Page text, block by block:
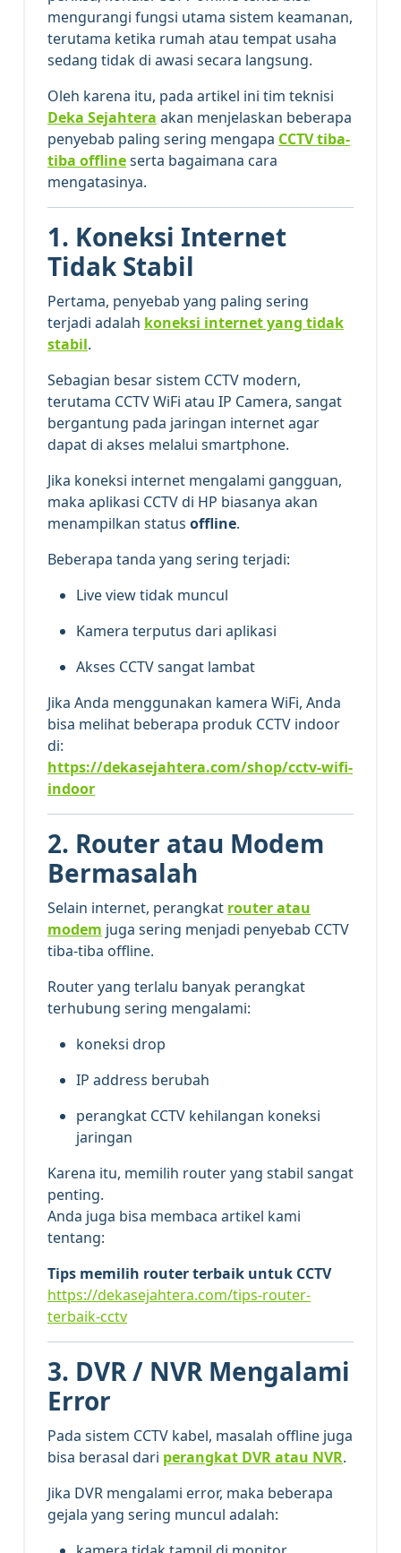
mengurangi fungsi utama sistem keamanan,
terutama ketika rumah atau tempat usaha
sedang tidak di awasi secara langsung.
Oleh karena itu, pada artikel ini tim teknisi
Deka Sejahtera akan menjelaskan beberapa
penyebab paling sering mengapa CCTV tiba-
tiba offlineserta bagaimana cara
mengatasinya.
1. Koneksi Internet
Tidak Stabil
Pertama, penyebab yang paling sering
terjadi adalah koneksi internet yang tidak
stabil.
Sebagian besar sistem CCTV modern,
terutama CCTV WiFi atau IP Camera, sangat
bergantung pada jaringan internet agar
dapat di akses melalui smartphone.
Jika koneksi internet mengalami gangguan,
maka aplikasi CCTV di HP biasanya akan
menampilkan status offline.
Beberapa tanda yang sering terjadi:
Live view tidak muncul
Kamera terputus dari aplikasi
Akses CCTV sangat lambat
Jika Anda menggunakan kamera WiFi, Anda
bisa melihat beberapa produk CCTV indoor
di:
https://dekasejahtera.com/shop/cctv-wifi-
indoor
2. Router atau Modem
Bermasalah
Selain internet, perangkat router atau
modem juga sering menjadi penyebab CCTV
tiba-tiba offline.
Router yang terlalu banyak perangkat
terhubung sering mengalami:
koneksi drop
IP address berubah
perangkat CCTV kehilangan koneksi
jaringan
Karena itu, memilih router yang stabil sangat
penting.
Anda juga bisa membaca artikel kami
tentang:
Tips memilih router terbaik untuk CCTV
https://dekasejahtera.com/tips-router-
terbaik-cctv
3. DVR / NVR Mengalami
Error
Pada sistem CCTV kabel, masalah offline juga
bisa berasal dari perangkat DVR atau NVR.
Jika DVR mengalami error, maka beberapa
gejala yang sering muncul adalah: